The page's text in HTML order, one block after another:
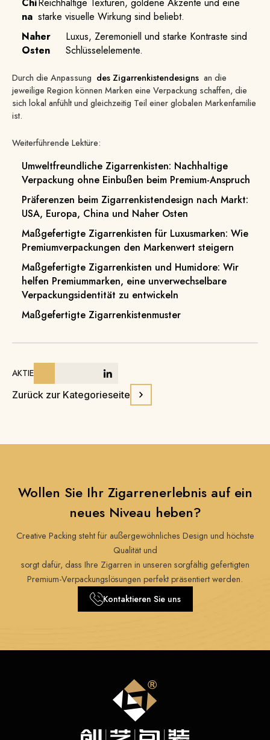
na starke visuelle Wirkung sind beliebt.
Naher
Osten
Luxus, Zeremoniell und starke Kontraste sind
Schlüsselelemente.
Durch die Anpassung des Zigarrenkistendesigns an die
jeweilige Region können Marken eine Verpackung schaffen, die
sich lokal anfühlt und gleichzeitig Teil einer globalen Markenfamilie
ist.
Weiterführende Lektüre:
Umweltfreundliche Zigarrenkisten: Nachhaltige
Verpackung ohne Einbußen beim Premium-Anspruch
Präferenzen beim Zigarrenkistendesign nach Markt:
USA, Europa, China und Naher Osten
Maßgefertigte Zigarrenkisten für Luxusmarken: Wie
Premiumverpackungen den Markenwert steigern
Maßgefertigte Zigarrenkisten und Humidore: Wir
helfen Premiummarken, eine unverwechselbare
Verpackungsidentität zu entwickeln
Maßgefertigte Zigarrenkistenmuster
AKTIE
Zurück zur Kategorieseite
Wollen Sie Ihr Zigarrenerlebnis auf ein
neues Niveau heben?
Creative Packing steht für außergewöhnliches Design und höchste
Qualität und
sorgt dafür, dass Ihre Zigarren in unseren sorgfältig gefertigten
Premium-Verpackungslösungen perfekt präsentiert werden.
Kontaktieren Sie uns